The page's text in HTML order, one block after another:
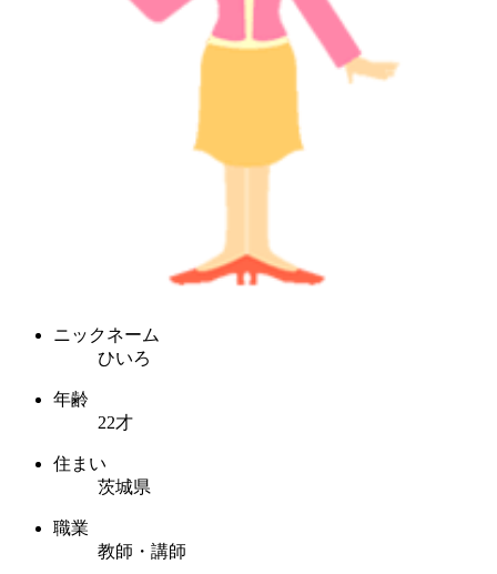
ニックネーム
ひいろ
年齢
22才
住まい
茨城県
職業
教師・講師